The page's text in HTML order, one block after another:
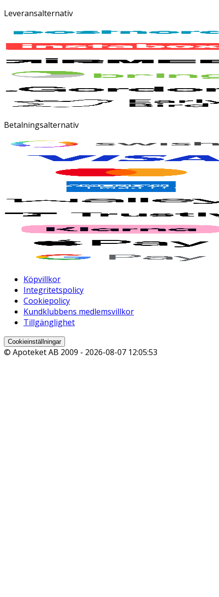
Leveransalternativ
Betalningsalternativ
Köpvillkor
Integritetspolicy
Cookiepolicy
Kundklubbens medlemsvillkor
Tillgänglighet
Cookieinställningar
© Apoteket AB 2009 - 2026-08-07 12:05:53